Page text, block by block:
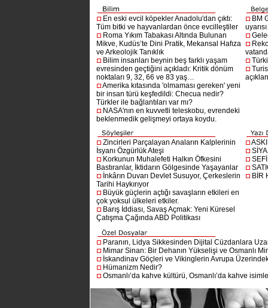
En eski evcil köpekler Anadolu'dan çıktı:
Tüm bitki ve hayvanlardan önce evcilleştiler
Roma Yıkım Tabakası Altında Bulunan
Mikve, Kudüs’te Dini Pratik, Mekansal Hafıza
ve Arkeolojik Tanıklık
Bilim insanları beynin beş farklı yaşam
evresinden geçtiğini açıkladı: Kritik dönüm
noktaları 9, 32, 66 ve 83 yaş…
Amerika kıtasında 'olmaması gereken' yeni
bir insan türü keşfedildi: Checua nedir?
Türkler ile bağlantıları var mı?
NASA'nın en kuvvetli teleskobu, evrendeki
beklenmedik gelişmeyi ortaya koydu.
BM
Zincirleri Parçalayan Anaların Kalplerinin
İsyanı Özgürlük Ateşi
Korkunun Muhalefeti Halkın Öfkesini
Bastıranlar, İktidarın Gölgesinde Yaşayanlar
İnkârın Duvarı Devlet Susuyor, Çerkeslerin
Tarihi Haykırıyor
Büyük güçlerin açtığı savaşların etkileri en
çok yoksul ülkeleri etkiler.
Barış İddiası, Savaş Açmak: Yeni Küresel
Çatışma Çağında ABD Politikası
BİR
Paranın, Lidya Sikkesinden Dijital Cüzdanlara
Mimar Sinan: Bir Dehanın Yükselişi ve Osmanlı
İskandinav Göçleri ve Vikinglerin Avrupa
Hümanizm Nedir?
Osmanlı’da kahve kültürü, Osmanlı’da kahve